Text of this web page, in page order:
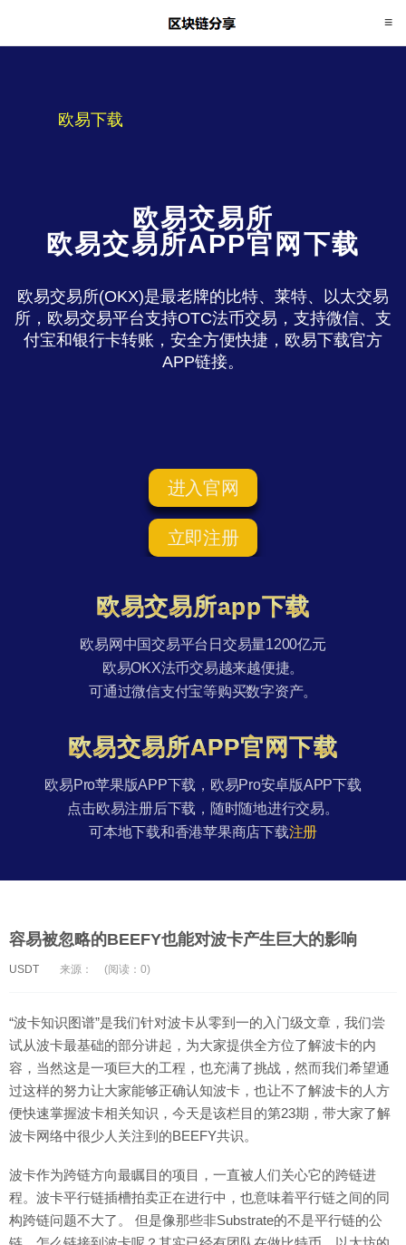
欧易下载
欧易交易所
欧易交易所APP官网下载
欧易交易所(OKX)是最老牌的比特、莱特、以太交易
所，欧易交易平台支持OTC法币交易，支持微信、支
付宝和银行卡转账，安全方便快捷，欧易下载官方
APP链接。
进入官网
立即注册
欧易交易所app下载
欧易网中国交易平台日交易量1200亿元
欧易OKX法币交易越来越便捷。
可通过微信支付宝等购买数字资产。
欧易交易所APP官网下载
欧易Pro苹果版APP下载，欧易Pro安卓版APP下载
点击欧易注册后下载，随时随地进行交易。
可本地下载和香港苹果商店下载注册
容易被忽略的BEEFY也能对波卡产生巨大的影响
USDT 来源： (阅读：0)
“波卡知识图谱”是我们针对波卡从零到一的入门级文章，我们尝
试从波卡最基础的部分讲起，为大家提供全方位了解波卡的内
容，当然这是一项巨大的工程，也充满了挑战，然而我们希望通
过这样的努力让大家能够正确认知波卡，也让不了解波卡的人方
便快速掌握波卡相关知识，今天是该栏目的第23期，带大家了解
波卡网络中很少人关注到的BEEFY共识。
波卡作为跨链方向最瞩目的项目，一直被人们关心它的跨链进
程。波卡平行链插槽拍卖正在进行中，也意味着平行链之间的同
构跨链问题不大了。 但是像那些非Substrate的不是平行链的公